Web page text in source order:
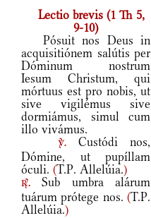
Lectio brevis (1 Th 5,
9-10)
Pósuit nos Deus in
acquisitiónem salútis per
Dóminum nostrum
Iesum Christum, qui
mórtuus est pro nobis, ut
sive vigilémus sive
dormiámus, simul cum
illo vivámus.
v.Custódi nos,
Dómine, ut pupíllam
óculi. (T.P. Allelúia.)
r.
Sub umbra alárum
tuárum prótege nos. (T.P.
Allelúia.)